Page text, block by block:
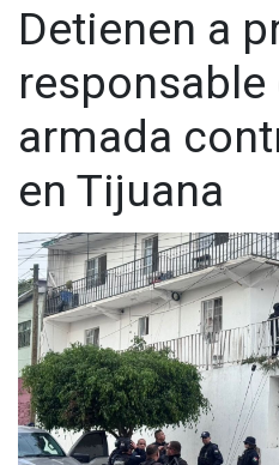
Detienen a
armada
en Tijuana